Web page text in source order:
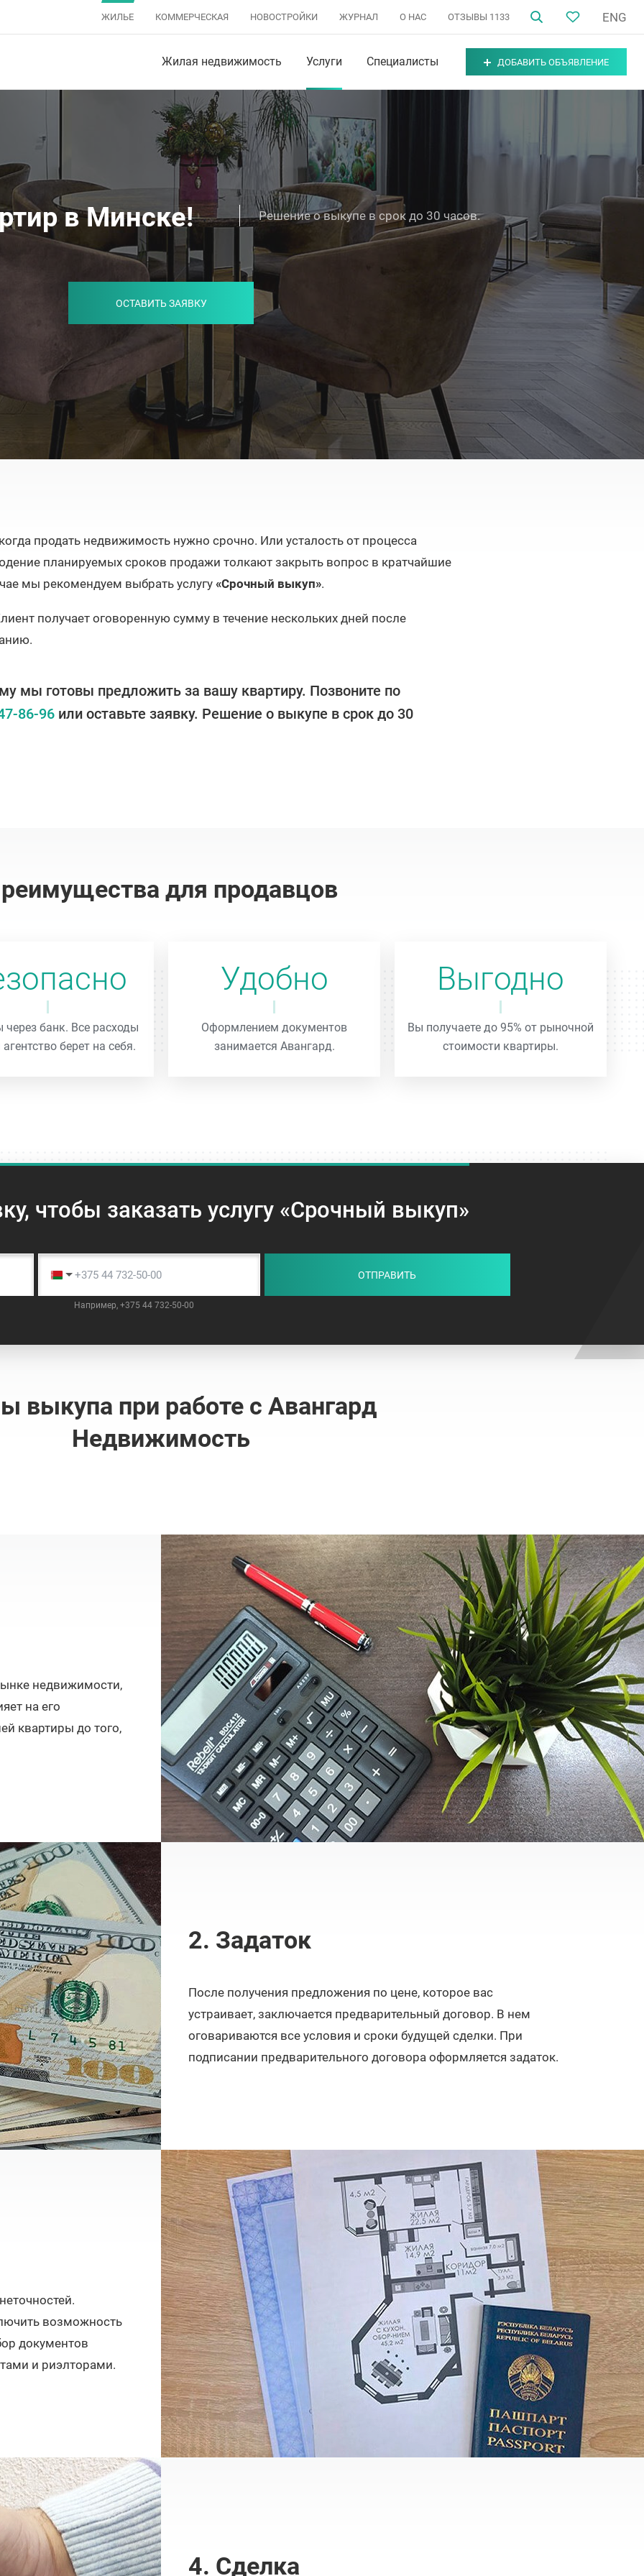
ЖИЛЬЕ КОММЕРЧЕСКАЯ НОВОСТРОЙКИ ЖУРНАЛ О НАС ОТЗЫВЫ 1133 ENG
Жилая недвижимость Услуги Специалисты ДОБАВИТЬ ОБЪЯВЛЕНИЕ
в Минске! Решение о выкупе в срок до 30 часов.
ОСТАВИТЬ ЗАЯВКУ
продать недвижимость нужно срочно. Или усталость от процесса
планируемых сроков продажи толкают закрыть вопрос в кратчайшие
мы рекомендуем выбрать услугу«Срочный выкуп».
получает оговоренную сумму в течение нескольких дней после
мы готовы предложить за вашу квартиру. Позвоните по
86-96 или оставьте заявку. Решение о выкупе в срок до 30
для продавцов
через банк. Все расходы
берет на себя.
Удобно
Оформлением документов
занимается Авангард.
Выгодно
Вы получаете до 95% от рыночной
стоимости квартиры.
чтобы заказать услугу «Срочный выкуп»
Например, +375 44 732-50-00
ОТПРАВИТЬ
выкупа при работе с Авангард
Недвижимость
недвижимости,
на его
квартиры до того,
2. Задаток
После получения предложения по цене, которое вас
устраивает, заключается предварительный договор. В нем
оговариваются все условия и сроки будущей сделки. При
подписании предварительного договора оформляется задаток.
возможность
документов
и риэлторами.
4. Сделка